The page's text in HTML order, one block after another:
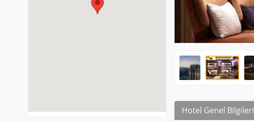
Hotel Genel Bilgileri